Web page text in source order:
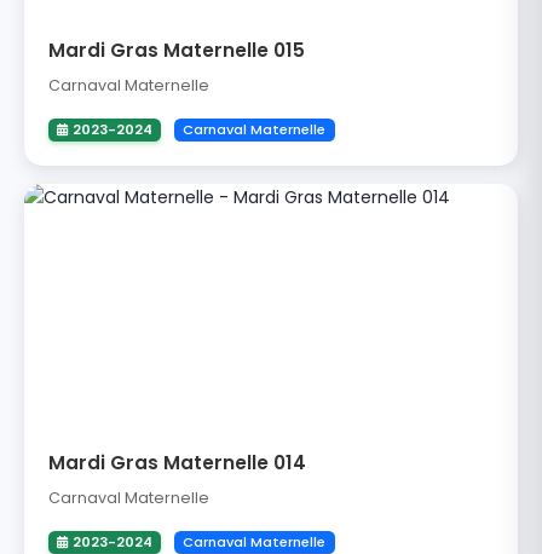
Mardi Gras Maternelle 015
Carnaval Maternelle
2023-2024 Carnaval Maternelle
Mardi Gras Maternelle 014
Carnaval Maternelle
2023-2024 Carnaval Maternelle